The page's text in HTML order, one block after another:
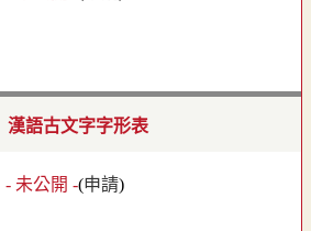
漢語古文字字形表
- 未公開 -(申請)